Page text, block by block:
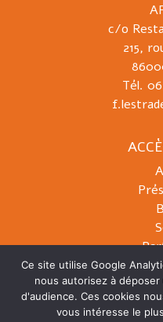
c/o
215,
Tél.
Ce site utilise Google
nous autorisez à
d'audience. Ces cookies
vous intéresse le